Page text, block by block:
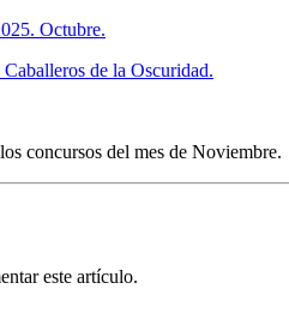
Octubre.
de la Oscuridad.
concursos del mes de Noviembre.
este artículo.